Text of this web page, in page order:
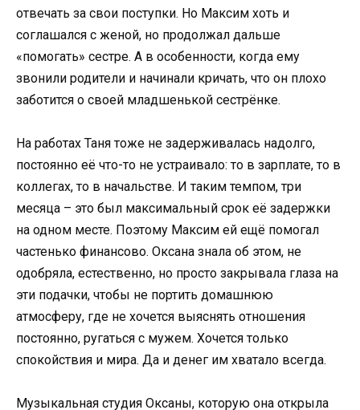
отвечать за свои поступки. Но Максим хоть и
соглашался с женой, но продолжал дальше
«помогать» сестре. А в особенности, когда ему
звонили родители и начинали кричать, что он плохо
заботится о своей младшенькой сестрёнке.
На работах Таня тоже не задерживалась надолго,
постоянно её что-то не устраивало: то в зарплате, то в
коллегах, то в начальстве. И таким темпом, три
месяца – это был максимальный срок её задержки
на одном месте. Поэтому Максим ей ещё помогал
частенько финансово. Оксана знала об этом, не
одобряла, естественно, но просто закрывала глаза на
эти подачки, чтобы не портить домашнюю
атмосферу, где не хочется выяснять отношения
постоянно, ругаться с мужем. Хочется только
спокойствия и мира. Да и денег им хватало всегда.
Музыкальная студия Оксаны, которую она открыла